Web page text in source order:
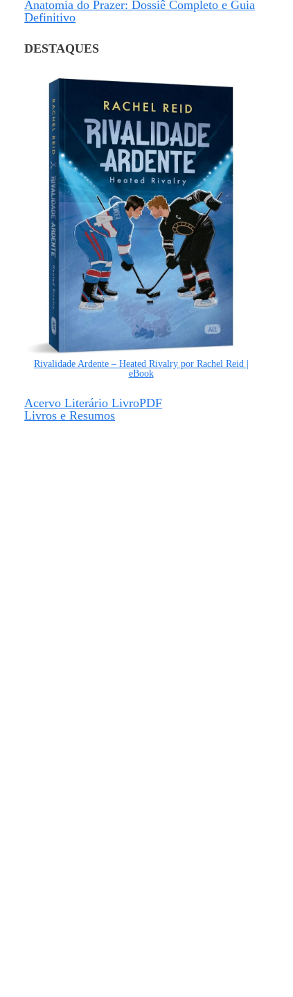
Anatomia do Prazer: Dossiê Completo e Guia
Definitivo
DESTAQUES
Rivalidade Ardente – Heated Rivalry por Rachel Reid |
eBook
Acervo Literário LivroPDF
Livros e Resumos